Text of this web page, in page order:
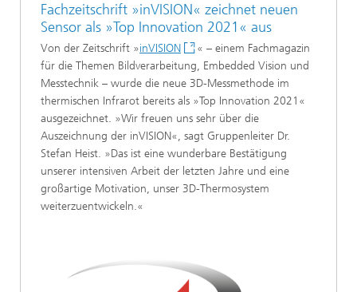
Fachzeitschrift »inVISION« zeichnet neuen
Sensor als »Top Innovation 2021« aus
Von der Zeitschrift »inVISION
« – einem Fachmagazin
für die Themen Bildverarbeitung, Embedded Vision und
Messtechnik – wurde die neue 3D-Messmethode im
thermischen Infrarot bereits als »Top Innovation 2021«
ausgezeichnet. »Wir freuen uns sehr über die
Auszeichnung der inVISION«, sagt Gruppenleiter Dr.
Stefan Heist. »Das ist eine wunderbare Bestätigung
unserer intensiven Arbeit der letzten Jahre und eine
großartige Motivation, unser 3D-Thermosystem
weiterzuentwickeln.«